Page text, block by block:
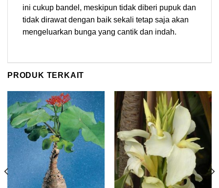
ini cukup bandel, meskipun tidak diberi pupuk dan
tidak dirawat dengan baik sekali tetap saja akan
mengeluarkan bunga yang cantik dan indah.
PRODUK TERKAIT